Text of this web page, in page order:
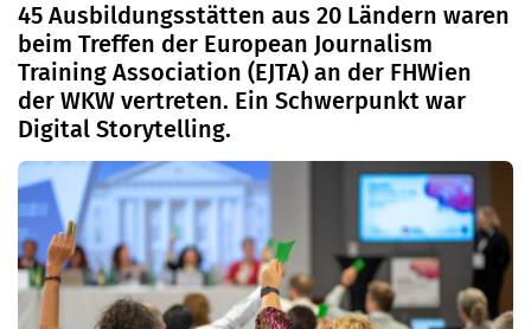
45 Ausbildungsstätten aus 20 Ländern waren
beim Treffen der European Journalism
Training Association (EJTA) an der FHWien
der WKW vertreten. Ein Schwerpunkt war
Digital Storytelling.